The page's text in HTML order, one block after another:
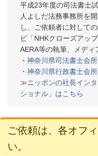
平成23年度の司法書士
人よしだ法務事務所を
し、ご依頼者に対して
ビ「NHKクローズアッ
AERA等の執筆、メディ
・ 神奈川県司法書士会
・ 神奈川県行政書士会
≫ニッポンの社長イン
ショナル」はこちら
ご依頼は、各オフ
い。